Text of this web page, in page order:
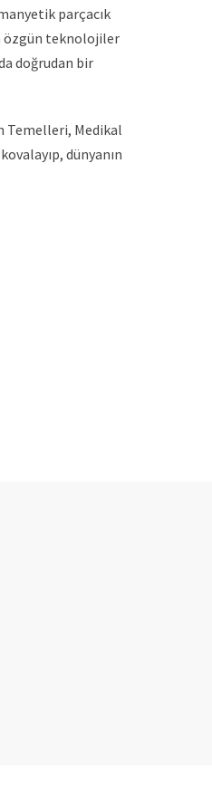
parçacık
özgün teknolojiler
doğrudan bir
Temelleri, Medikal
dünyanın